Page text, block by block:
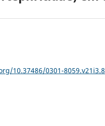
10.37486/0301-